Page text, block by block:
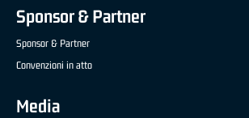
Sponsor & Partner
Sponsor & Partner
Convenzioni in atto
Media